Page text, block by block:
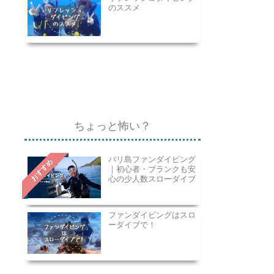
のススメ
ちょっと怖い？
おすすめ
バリ島ファンダイビング
｜初心者・ブランクも安
心の少人数スローダイブ
ファンダイビングはスロ
ーダイブで！